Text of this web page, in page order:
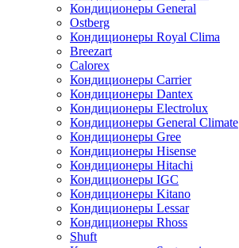
Кондиционеры General
Ostberg
Кондиционеры Royal Clima
Breezart
Calorex
Кондиционеры Carrier
Кондиционеры Dantex
Кондиционеры Electrolux
Кондиционеры General Climate
Кондиционеры Gree
Кондиционеры Hisense
Кондиционеры Hitachi
Кондиционеры IGC
Кондиционеры Kitano
Кондиционеры Lessar
Кондиционеры Rhoss
Shuft